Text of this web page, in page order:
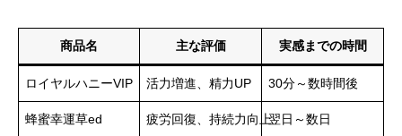
商品名 主な評価 実感までの時間
ロイヤルハニーVIP 活力増進、精力UP 30分～数時間後
蜂蜜幸運草ed 疲労回復、持続力向上翌日～数日